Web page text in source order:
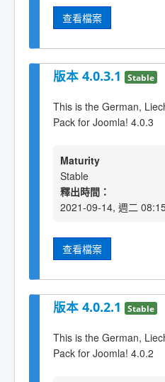
查看檔案
版本 4.0.3.1 Stable
This is the German,
Pack for Joomla! 4.0.3
Maturity
Stable
釋出時間：
2021-09-14, 週二
查看檔案
版本 4.0.2.1 Stable
This is the German,
Pack for Joomla! 4.0.2